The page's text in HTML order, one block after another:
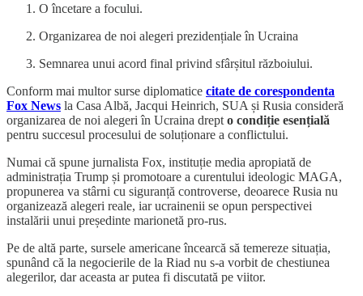
O încetare a focului.
Organizarea de noi alegeri prezidențiale în Ucraina
Semnarea unui acord final privind sfârșitul războiului.
Conform mai multor surse diplomatice citate de corespondenta
Fox News la Casa Albă, Jacqui Heinrich, SUA și Rusia consideră
organizarea de noi alegeri în Ucraina drept o condiție esențială
pentru succesul procesului de soluționare a conflictului.
Numai că spune jurnalista Fox, instituție media apropiată de
administrația Trump și promotoare a curentului ideologic MAGA,
propunerea va stârni cu siguranță controverse, deoarece Rusia nu
organizează alegeri reale, iar ucrainenii se opun perspectivei
instalării unui președinte marionetă pro-rus.
Pe de altă parte, sursele americane încearcă să temereze situația,
spunând că la negocierile de la Riad nu s-a vorbit de chestiunea
alegerilor, dar aceasta ar putea fi discutată pe viitor.